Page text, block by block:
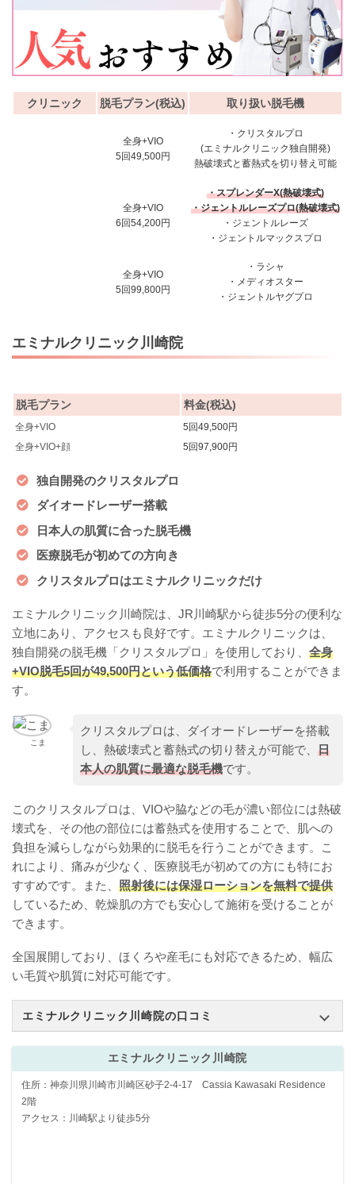
クリニック 脱毛プラン(税込) 取り扱い脱毛機
全身+VIO
5回49,500円
・クリスタルプロ
(エミナルクリニック独自開発)
熱破壊式と蓄熱式を切り替え可能
全身+VIO
6回54,200円
・スプレンダーX(熱破壊式)
・ジェントルレーズプロ(熱破壊式)
・ジェントルレーズ
・ジェントルマックスプロ
全身+VIO
5回99,800円
・ラシャ
・メディオスター
・ジェントルヤグプロ
エミナルクリニック川崎院
脱毛プラン 料金(税込)
全身+VIO
5回49,500円
全身+VIO+顔
5回97,900円
独自開発のクリスタルプロ
ダイオードレーザー搭載
日本人の肌質に合った脱毛機
医療脱毛が初めての方向き
クリスタルプロはエミナルクリニックだけ
エミナルクリニック川崎院は、JR川崎駅から徒歩5分の便利な
立地にあり、アクセスも良好です。エミナルクリニックは、
独自開発の脱毛機「クリスタルプロ」を使用しており、 全身
+VIO脱毛5回が49,500円という低価格で利用することができま
す。
こま
クリスタルプロは、ダイオードレーザーを搭載
し、熱破壊式と蓄熱式の切り替えが可能で、 日
本人の肌質に最適な脱毛機です。
このクリスタルプロは、VIOや脇などの毛が濃い部位には熱破
壊式を、その他の部位には蓄熱式を使用することで、肌への
負担を減らしながら効果的に脱毛を行うことができます。こ
れにより、痛みが少なく、医療脱毛が初めての方にも特にお
すすめです。また、 照射後には保湿ローションを無料で提供
しているため、乾燥肌の方でも安心して施術を受けることが
できます。
全国展開しており、ほくろや産毛にも対応できるため、幅広
い毛質や肌質に対応可能です。
エミナルクリニック川崎院の口コミ
エミナルクリニック川崎院
住所：神奈川県川崎市川崎区砂子2-4-17 Cassia Kawasaki Residence
2階
アクセス：川崎駅より徒歩5分